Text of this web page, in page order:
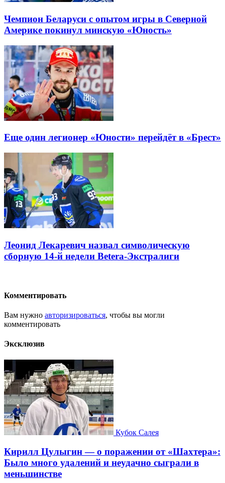
Чемпион Беларуси с опытом игры в Северной
Америке покинул минскую «Юность»
Еще один легионер «Юности» перейдёт в «Брест»
Леонид Лекаревич назвал символическую
сборную 14-й недели Betera-Экстралиги
Комментировать
Вам нужно авторизироваться, чтобы вы могли
комментировать
Эксклюзив
Кубок Салея
Кирилл Цулыгин — о поражении от «Шахтера»:
Было много удалений и неудачно сыграли в
меньшинстве